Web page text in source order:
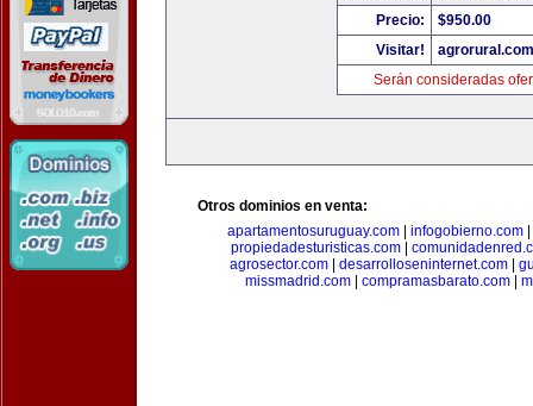
Precio:
$950.00
Visitar!
agrorural.com
Serán consideradas
Otros dominios en venta:
apartamentosuruguay.com
infogobierno.com
propiedadesturisticas.com|
agrosector.com
desarrolloseninternet.com
missmadrid.com| compramasbarato.com|